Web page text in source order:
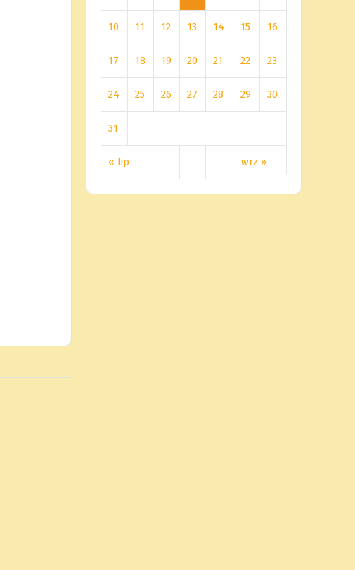
« lip wrz »
10 11 12 13 14 15 16
17 18 19 20 21 22 23
24 25 26 27 28 29 30
31